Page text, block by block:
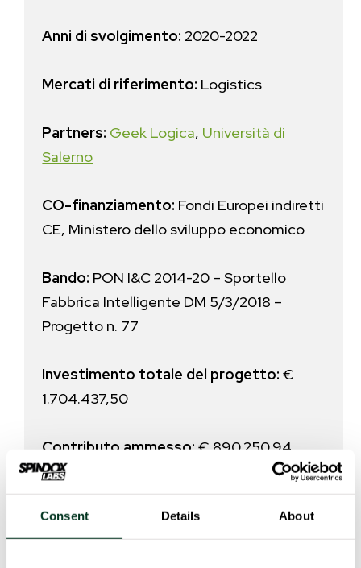
Consent Details About
Anni di svolgimento: 2020-2022
Mercati di riferimento: Logistics
Partners: Geek Logica, Università di
Salerno
CO-finanziamento: Fondi Europei indiretti
CE, Ministero dello sviluppo economico
Bando: PON I&C 2014-20 – Sportello
Fabbrica Intelligente DM 5/3/2018 –
Progetto n. 77
Investimento totale del progetto: €
1.704.437,50
Contributo ammesso:€ 890.250,94